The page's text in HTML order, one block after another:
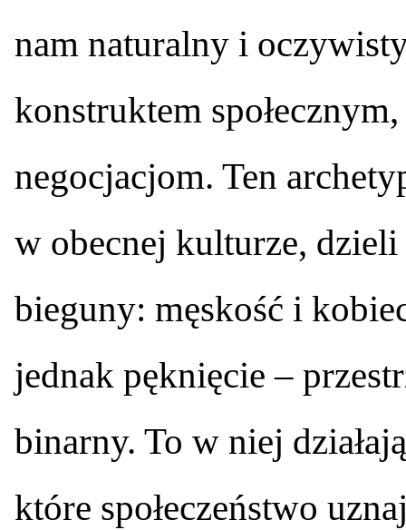
nam naturalny i
konstruktem
negocjacjom. Ten
w obecnej kulturze, dzieli
bieguny: męskość i
jednak pęknięcie –
binarny. To w niej
które społeczeństwo